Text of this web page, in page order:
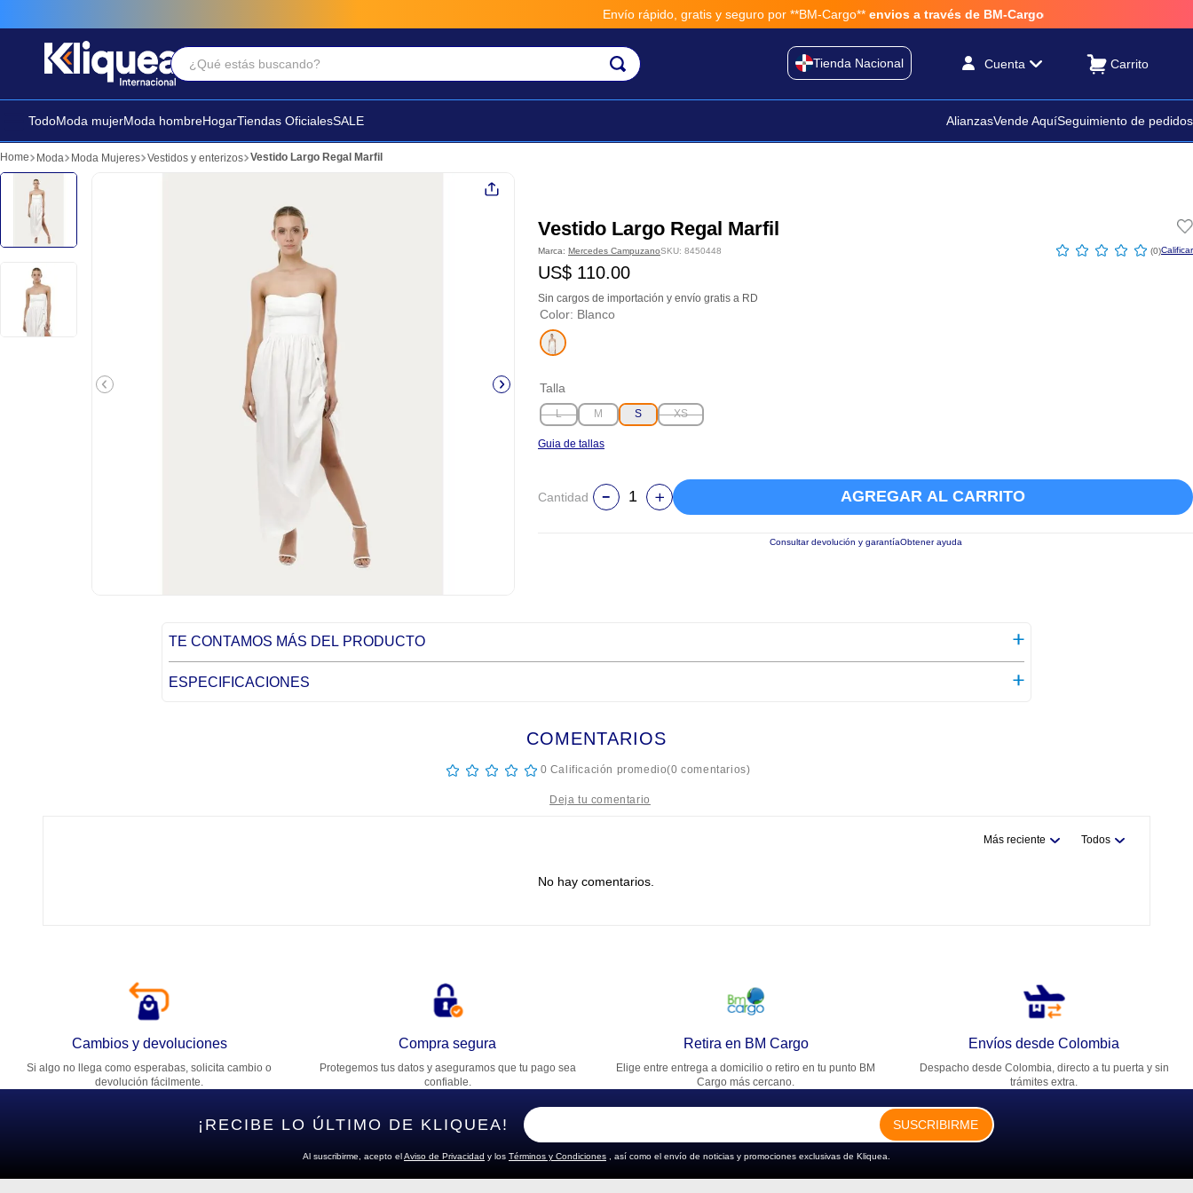
Envío rápido, gratis y seguro por **BM-Cargo** envios a través de BM-Cargo
¿Qué estás buscando?
Tienda Nacional Cuenta
TodoModa mujerModa hombreHogarTiendas OficialesSALE AlianzasVende AquíSeguimiento de pedidos
Moda Moda Mujeres Vestidos y enterizos Vestido Largo Regal Marfil
Vestido Largo Regal Marfil
Marca: Mercedes CampuzanoSKU: 8450448 ☆ ☆ ☆ ☆ ☆ (0)
US$ 110.00
Sin cargos de importación y envío gratis a RD
Color: Blanco
Talla
L M S XS
Guia de tallas
Cantidad AGREGAR AL CARRITO
Consultar devolución y garantíaObtener ayuda
TE CONTAMOS MÁS DEL PRODUCTO
ESPECIFICACIONES
COMENTARIOS
☆ ☆ ☆ ☆ ☆ 0 Calificación promedio(0 comentarios)
Dirección de email
Escribe un comentario
Más reciente Todos
No hay comentarios.
Cambios y devoluciones
Si algo no llega como esperabas, solicita cambio o
devolución fácilmente.
Compra segura
Protegemos tus datos y aseguramos que tu pago sea
confiable.
Retira en BM Cargo
Elige entre entrega a domicilio o retiro en tu punto BM
Cargo más cercano.
Envíos desde Colombia
Despacho desde Colombia, directo a tu puerta y sin
trámites extra.
¡RECIBE LO ÚLTIMO DE KLIQUEA! SUSCRIBIRME
Al suscribirme, acepto elAviso de Privacidad y los Términos y Condiciones , así como el envío de noticias y promociones exclusivas de Kliquea.
Términos Más Buscados
2. futbol